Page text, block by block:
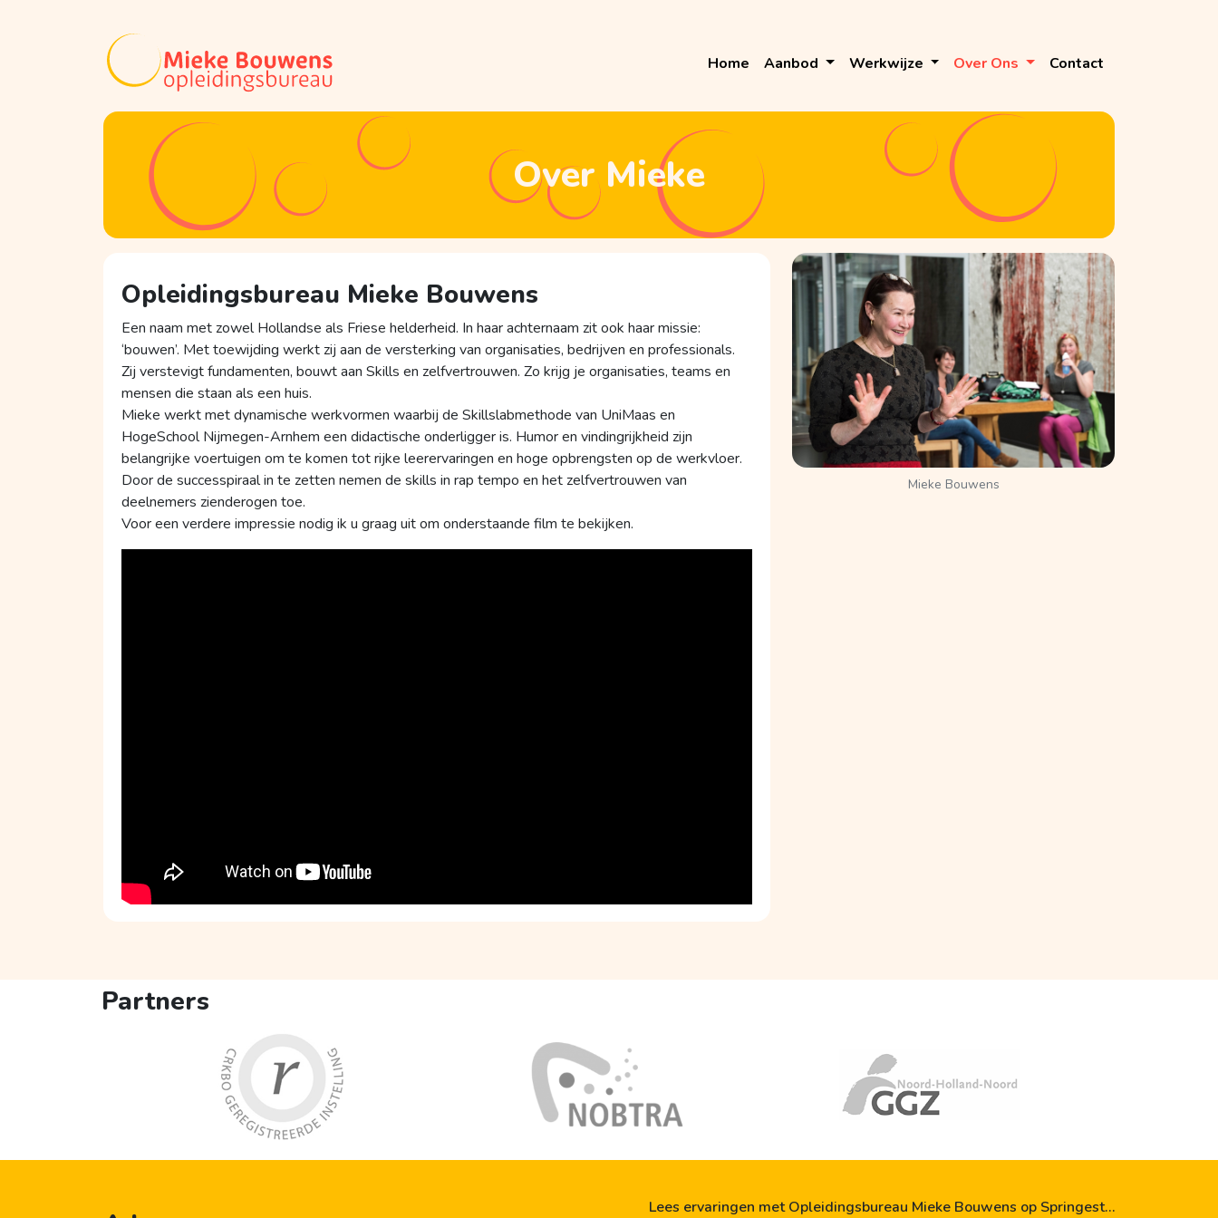
Home Aanbod Werkwijze Over Ons Contact
Over Mieke
Opleidingsbureau Mieke Bouwens
Een naam met zowel Hollandse als Friese helderheid. In haar achternaam zit ook haar missie:
‘bouwen’. Met toewijding werkt zij aan de versterking van organisaties, bedrijven en professionals.
Zij verstevigt fundamenten, bouwt aan Skills en zelfvertrouwen. Zo krijg je organisaties, teams en
mensen die staan als een huis.
Mieke werkt met dynamische werkvormen waarbij de Skillslabmethode van UniMaas en
HogeSchool Nijmegen-Arnhem een didactische onderligger is. Humor en vindingrijkheid zijn
belangrijke voertuigen om te komen tot rijke leerervaringen en hoge opbrengsten op de werkvloer.
Door de successpiraal in te zetten nemen de skills in rap tempo en het zelfvertrouwen van
deelnemers zienderogen toe.
Voor een verdere impressie nodig ik u graag uit om onderstaande film te bekijken.
Mieke Bouwens
Partners
Lees ervaringen met Opleidingsbureau Mieke Bouwens op Springest…